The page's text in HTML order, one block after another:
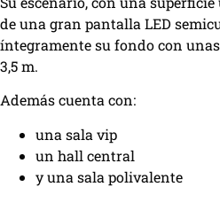
de una gran pantalla LED
íntegramente su fondo con
3,5 m.
Además cuenta con:
una sala vip
un hall central
y una sala polivalente